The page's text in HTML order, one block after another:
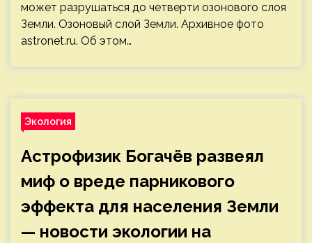
может разрушаться до четверти озонового слоя
Земли. Озоновый слой Земли. Архивное фото
astronet.ru. Об этом…
Экология
Астрофизик Богачёв развеял
миф о вреде парникового
эффекта для населения Земли
— новости экологии на